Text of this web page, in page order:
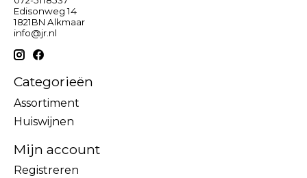
Edisonweg 14
1821BN Alkmaar
info@jr.nl
Categorieën
Assortiment
Huiswijnen
Mijn account
Registreren